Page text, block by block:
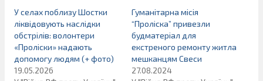
У селах поблизу Шостки
ліквідовують наслідки
обстрілів: волонтери
«Проліски» надають
допомогу людям (+ фото)
19.05.2026
Гуманітарна місія
“Проліска” привезли
будматеріал для
екстреного ремонту житла
мешканцям Свеси
27.08.2024